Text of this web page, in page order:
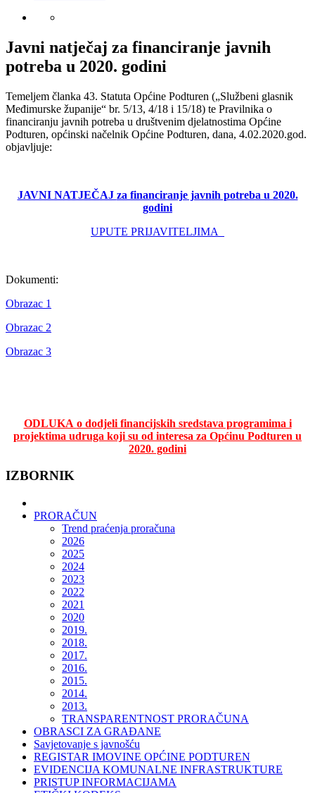
Javni natječaj za financiranje javnih
potreba u 2020. godini
Temeljem članka 43. Statuta Općine Podturen („Službeni glasnik
Međimurske županije“ br. 5/13, 4/18 i 15/18) te Pravilnika o
financiranju javnih potreba u društvenim djelatnostima Općine
Podturen, općinski načelnik Općine Podturen, dana, 4.02.2020.god.
objavljuje:
JAVNI NATJEČAJ za financiranje javnih potreba u 2020.
godini
UPUTE PRIJAVITELJIMA
Dokumenti:
Obrazac 1
Obrazac 2
Obrazac 3
ODLUKA o dodjeli financijskih sredstava programima i
projektima udruga koji su od interesa za Općinu Podturen u
2020. godini
IZBORNIK
PRORAČUN
Trend praćenja proračuna
2026
2025
2024
2023
2022
2021
2020
2019.
2018.
2017.
2016.
2015.
2014.
2013.
TRANSPARENTNOST PRORAČUNA
OBRASCI ZA GRAĐANE
Savjetovanje s javnošću
REGISTAR IMOVINE OPĆINE PODTUREN
EVIDENCIJA KOMUNALNE INFRASTRUKTURE
PRISTUP INFORMACIJAMA